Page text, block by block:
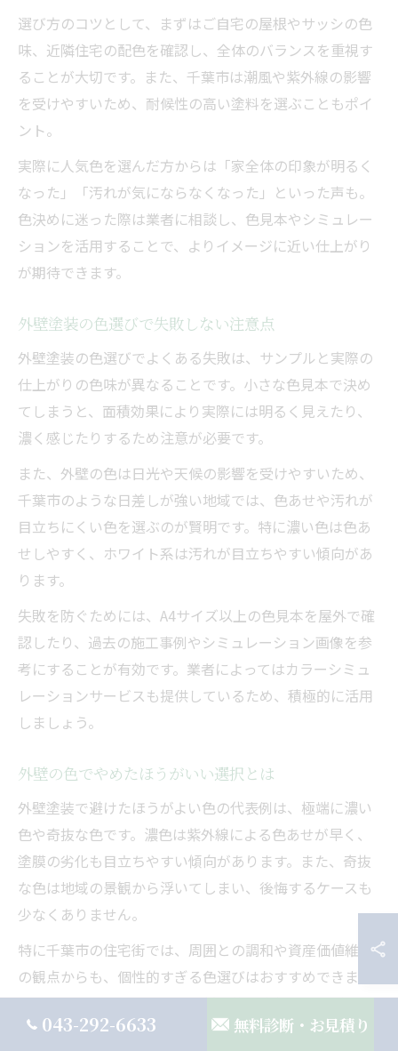
選び方のコツとして、まずはご自宅の屋根やサッシの色
味、近隣住宅の配色を確認し、全体のバランスを重視す
ることが大切です。また、千葉市は潮風や紫外線の影響
を受けやすいため、耐候性の高い塗料を選ぶこともポイ
ント。
実際に人気色を選んだ方からは「家全体の印象が明るく
なった」「汚れが気にならなくなった」といった声も。
色決めに迷った際は業者に相談し、色見本やシミュレー
ションを活用することで、よりイメージに近い仕上がり
が期待できます。
外壁塗装の色選びで失敗しない注意点
外壁塗装の色選びでよくある失敗は、サンプルと実際の
仕上がりの色味が異なることです。小さな色見本で決め
てしまうと、面積効果により実際には明るく見えたり、
濃く感じたりするため注意が必要です。
また、外壁の色は日光や天候の影響を受けやすいため、
千葉市のような日差しが強い地域では、色あせや汚れが
目立ちにくい色を選ぶのが賢明です。特に濃い色は色あ
せしやすく、ホワイト系は汚れが目立ちやすい傾向があ
ります。
失敗を防ぐためには、A4サイズ以上の色見本を屋外で確
認したり、過去の施工事例やシミュレーション画像を参
考にすることが有効です。業者によってはカラーシミュ
レーションサービスも提供しているため、積極的に活用
しましょう。
外壁の色でやめたほうがいい選択とは
外壁塗装で避けたほうがよい色の代表例は、極端に濃い
色や奇抜な色です。濃色は紫外線による色あせが早く、
塗膜の劣化も目立ちやすい傾向があります。また、奇抜
な色は地域の景観から浮いてしまい、後悔するケースも
少なくありません。
特に千葉市の住宅街では、周囲との調和や資産価値維持
の観点からも、個性的すぎる色選びはおすすめできませ
ん。周囲からのクレームや、将来的な売却時に不利にな
るリスクも考慮しましょう。
043-292-6633 無料診断・お見積り